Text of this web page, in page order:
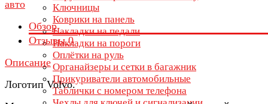
Ключницы
Коврики на панель
Накладки на педали
Накладки на пороги
Оплётки на руль
Органайзеры и сетки в багажник
Прикуриватели автомобильные
Таблички с номером телефона
авто
Обзор
Отзывы0
Описание
Логотип Volvo.